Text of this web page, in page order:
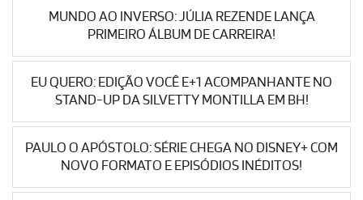
MUNDO AO INVERSO: JÚLIA REZENDE LANÇA
PRIMEIRO ÁLBUM DE CARREIRA!
EU QUERO: EDIÇÃO VOCÊ E+1 ACOMPANHANTE NO
STAND-UP DA SILVETTY MONTILLA EM BH!
PAULO O APÓSTOLO: SÉRIE CHEGA NO DISNEY+ COM
NOVO FORMATO E EPISÓDIOS INÉDITOS!